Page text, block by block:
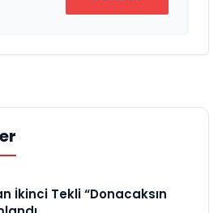
İkinci Tekli “Donacaksın